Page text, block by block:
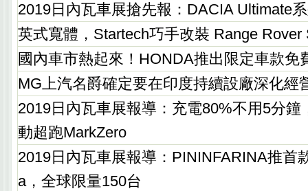
2019日內瓦車展搶先報：DACIA Ultimate
英式寬體，Startech巧手改裝 Range Rover
國內車市熱起來！HONDA推出限定車款免
MG上汽名爵確定要在印度持續設廠深化經
2019日內瓦車展報導：充電80%不用5分鐘
動超跑MarkZero
2019日內瓦車展報導：PININFARINA推首
a，全球限量150台